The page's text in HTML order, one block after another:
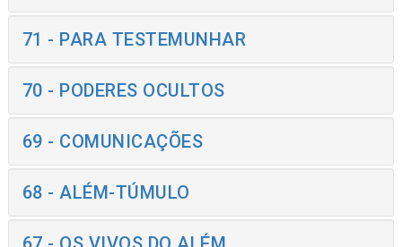
71 - PARA TESTEMUNHAR
70 - PODERES OCULTOS
69 - COMUNICAÇÕES
68 - ALÉM-TÚMULO